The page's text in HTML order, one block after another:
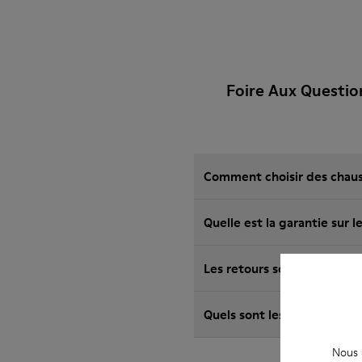
Foire Aux
Comment choisir des
Les retours sont-ils